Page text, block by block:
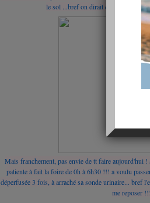
le sol ...bref on dirait qu'une bombe
Mais franchement, pas envie de tt faire aujourd'hui
patiente à fait la foire de 0h à 6h30 !!! a voulu
déperfusée 3 fois, à arraché sa sonde urinaire... bref
me reposer !!!